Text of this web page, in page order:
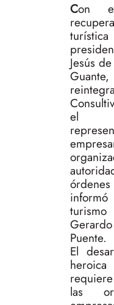
Con
turística
Jesús
el
Puente.
El
las